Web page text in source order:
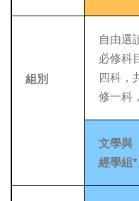
組別
自由選
必修科
四科，
修一科
文學與
經學組*